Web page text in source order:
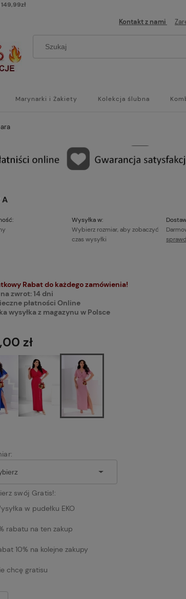
Kontakt z nami
Marynarki i Żakiety Kolekcja ślubna
się z Nami!
Wysyłka w:
Wybierz rozmiar, aby zobaczyć
czas wysyłki
Rabat do każdego zamówienia!
zwrot: 14 dni
płatności Online
wysyłka z magazynu w Polsce
zł
swój Gratis!:
w pudełku EKO
rabatu na ten zakup
10% na kolejne zakupy
chcę gratisu